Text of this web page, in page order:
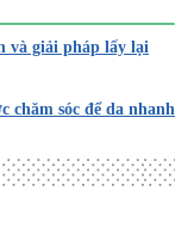
và giải pháp lấy lại
chăm sóc để da nhanh